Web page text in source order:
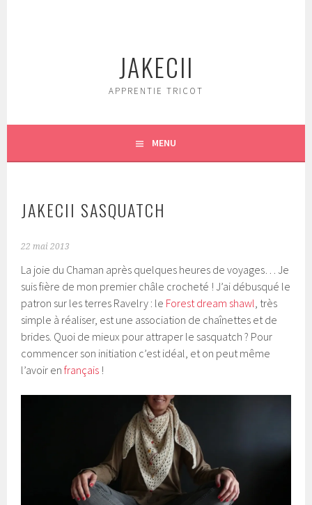
JAKECII
APPRENTIE TRICOT
MENU
JAKECII SASQUATCH
22 mai 2013
La joie du Chaman après quelques heures de voyages… Je
suis fière de mon premier châle crocheté ! J’ai débusqué le
patron sur les terres Ravelry : le Forest dream shawl, très
simple à réaliser, est une association de chaînettes et de
brides. Quoi de mieux pour attraper le sasquatch ? Pour
commencer son initiation c’est idéal, et on peut même
l’avoir enfrançais !